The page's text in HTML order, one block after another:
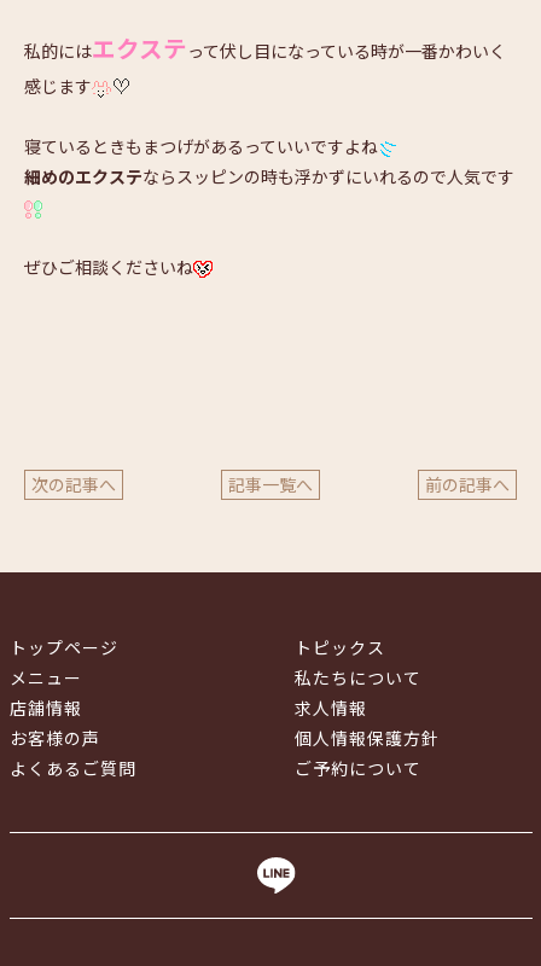
私的にはエクステ って伏し目になっている時が一番かわいく
感じます
寝ているときもまつげがあるっていいですよね
細めのエクステならスッピンの時も浮かずにいれるので人気です
ぜひご相談くださいね
次の記事へ 記事一覧へ 前の記事へ
トップページ
メニュー
店舗情報
お客様の声
よくあるご質問
トピックス
私たちについて
求人情報
個人情報保護方針
ご予約について